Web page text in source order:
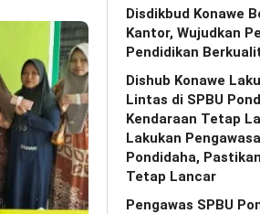
Disdikbud Konawe
Kantor, Wujudkan
Pendidikan
Dishub Konawe
Lintas di SPBU
Kendaraan Tetap
Lakukan
Pondidaha,
Tetap Lancar
Pengawas SPBU